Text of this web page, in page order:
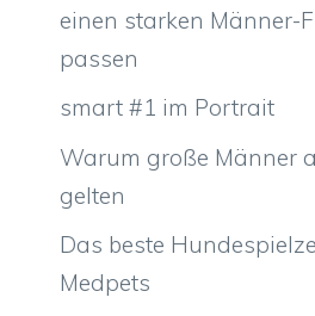
einen starken Männer-
passen
smart #1 im Portrait
Warum große Männer
gelten
Das beste
Medpets